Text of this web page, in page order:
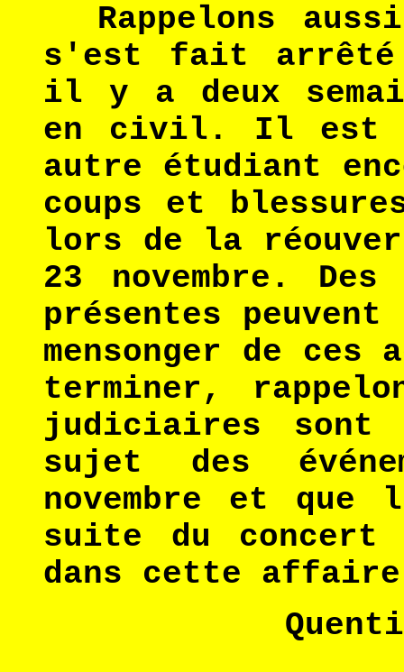
Rappelons
s'est fait arrêté
il y a deux
en civil. Il est
autre étudiant
coups et
lors de la
23 novembre.
présentes
mensonger de
terminer,
judiciaires sont
sujet des
novembre et
suite du concert
dans cette